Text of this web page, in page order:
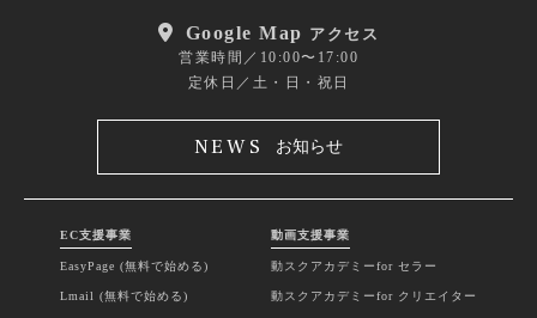
Google Map アクセス
営業時間／10:00〜17:00
定休日／土・日・祝日
NEWS お知らせ
EC支援事業
EasyPage (無料で始める)
Lmail (無料で始める)
動画支援事業
動スクアカデミーfor セラー
動スクアカデミーfor クリエイター